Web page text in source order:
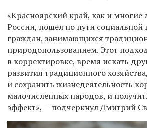
«Красноярский край, как и многие
России, пошел по пути
граждан, занимающихся
природопользованием. Этот
в корректировке, время искать
развития традиционного
и сохранить жизнедеятельность
малочисленных народов, и
эффект», — подчеркнул Дмитрий